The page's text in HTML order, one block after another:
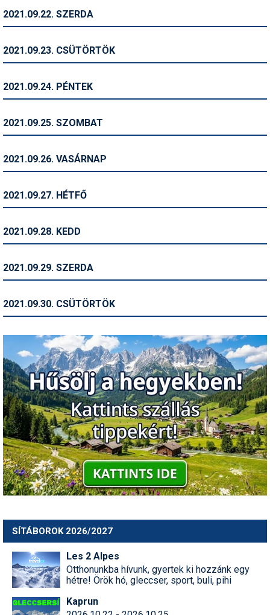
Telemark
Történelem
Utazási tippek
2021.09.22. SZERDA
2021.09.23. CSÜTÖRTÖK
2021.09.24. PÉNTEK
2021.09.25. SZOMBAT
2021.09.26. VASÁRNAP
2021.09.27. HÉTFŐ
2021.09.28. KEDD
2021.09.29. SZERDA
2021.09.30. CSÜTÖRTÖK
SÍTÁBOROK 2026/2027
Les 2 Alpes
Otthonunkba hívunk, gyertek ki hozzánk egy
hétre! Örök hó, gleccser, sport, buli, pihi
Kaprun